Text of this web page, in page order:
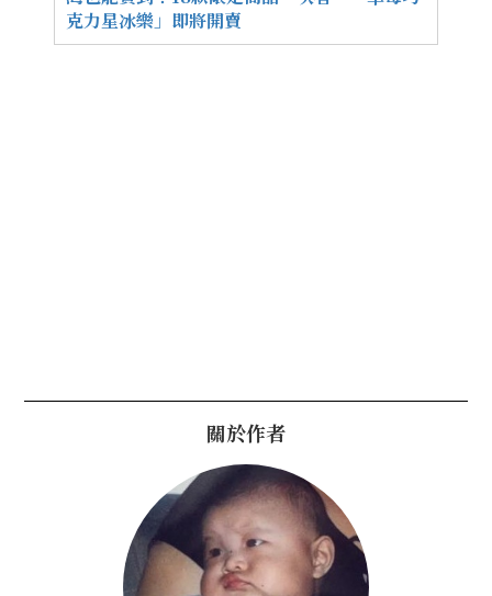
克力星冰樂」即將開賣
關於作者